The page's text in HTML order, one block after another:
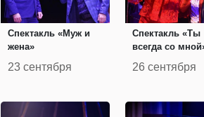
Спектакль «Муж и
жена»
23 сентября
Спектакль «Ты
всегда со
26 сентября